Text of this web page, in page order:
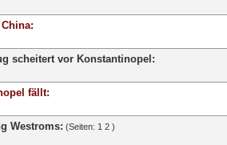
- 0 von 5 durchschnittlich
scheitert vor Konstantinopel:
- 0 von 5 durchschnittlich
123 45
fällt:
- 0 von 5 durchschnittlich
Westroms: (Seiten: 1 2 )
- 4 von 5 durchschnittlich
1 2345